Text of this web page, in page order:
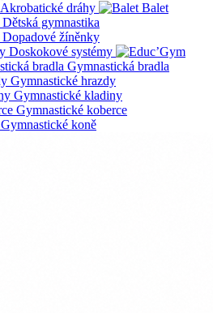
Akrobatické dráhy
Balet
Dětská gymnastika
Dopadové žíněnky
Doskokové systémy
Gymnastická bradla
Gymnastické hrazdy
Gymnastické kladiny
Gymnastické koberce
Gymnastické koně